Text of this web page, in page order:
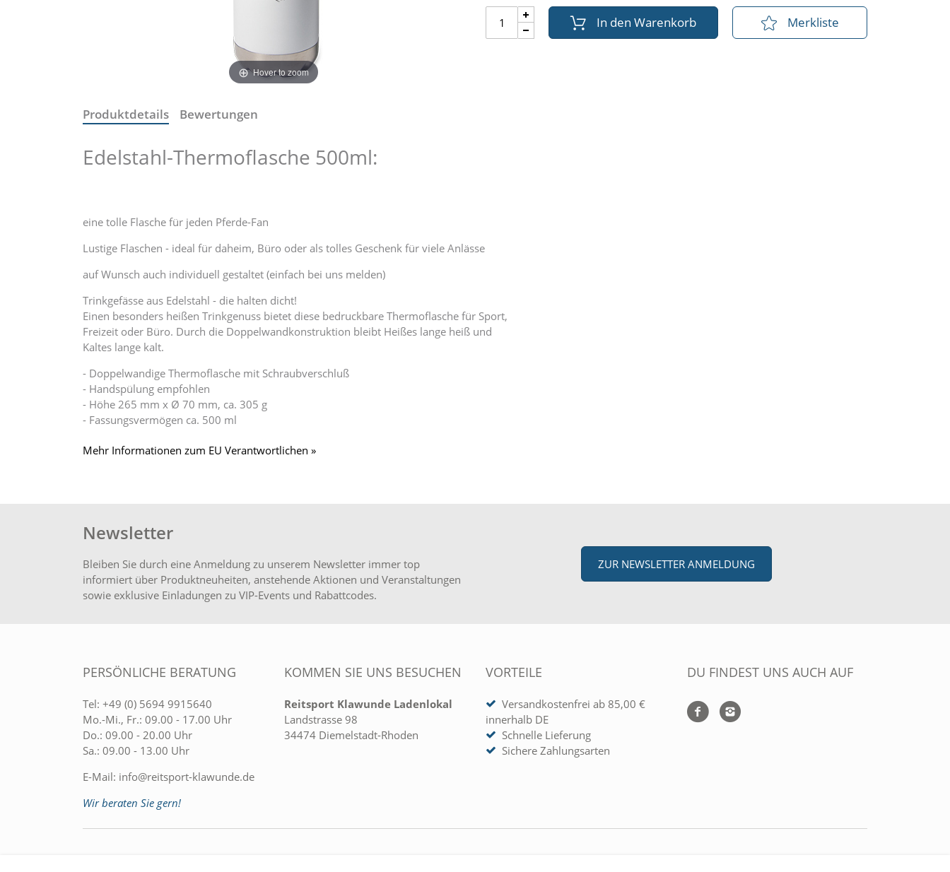
Hover to zoom
In den Warenkorb Merkliste
Produktdetails Bewertungen
Edelstahl-Thermoflasche 500ml:
eine tolle Flasche für jeden Pferde-Fan
Lustige Flaschen - ideal für daheim, Büro oder als tolles Geschenk für viele Anlässe
auf Wunsch auch individuell gestaltet (einfach bei uns melden)
Trinkgefässe aus Edelstahl - die halten dicht!
Einen besonders heißen Trinkgenuss bietet diese bedruckbare Thermoflasche für Sport,
Freizeit oder Büro. Durch die Doppelwandkonstruktion bleibt Heißes lange heiß und
Kaltes lange kalt.
- Doppelwandige Thermoflasche mit Schraubverschluß
- Handspülung empfohlen
- Höhe 265 mm x Ø 70 mm, ca. 305 g
- Fassungsvermögen ca. 500 ml
Mehr Informationen zum EU Verantwortlichen »
Newsletter
Bleiben Sie durch eine Anmeldung zu unserem Newsletter immer top
informiert über Produktneuheiten, anstehende Aktionen und Veranstaltungen
sowie exklusive Einladungen zu VIP-Events und Rabattcodes.
ZUR NEWSLETTER ANMELDUNG
PERSÖNLICHE BERATUNG
Tel: +49 (0) 5694 9915640
Mo.-Mi., Fr.: 09.00 - 17.00 Uhr
Do.: 09.00 - 20.00 Uhr
Sa.: 09.00 - 13.00 Uhr
E-Mail: info@reitsport-klawunde.de
Wir beraten Sie gern!
KOMMEN SIE UNS BESUCHEN
Reitsport Klawunde Ladenlokal
Landstrasse 98
34474 Diemelstadt-Rhoden
VORTEILE
Versandkostenfrei ab 85,00 €
innerhalb DE
Schnelle Lieferung
Sichere Zahlungsarten
DU FINDEST UNS AUCH AUF